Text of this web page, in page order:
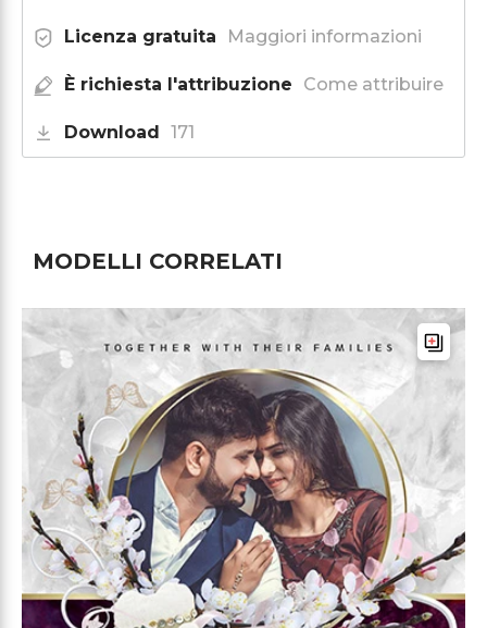
Licenza gratuita Maggiori informazioni
È richiesta l'attribuzione Come attribuire
Download 171
MODELLI CORRELATI